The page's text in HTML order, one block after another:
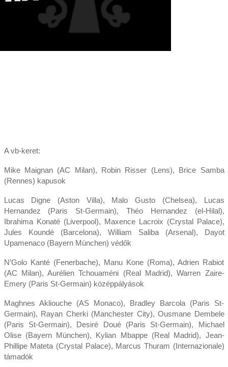
A vb-keret:
Mike Maignan (AC Milan), Robin Risser (Lens), Brice Samba
(Rennes) kapusok
Lucas Digne (Aston Villa), Malo Gusto (Chelsea), Lucas
Hernandez (Paris St-Germain), Théo Hernandez (el-Hilal),
Ibrahima Konaté (Liverpool), Maxence Lacroix (Crystal Palace),
Jules Koundé (Barcelona), William Saliba (Arsenal), Dayot
Upamenaco (Bayern München) védők
N’Golo Kanté (Fenerbache), Manu Kone (Roma), Adrien Rabiot
(AC Milan), Aurélien Tchouaméni (Real Madrid), Warren Zaire-
Emery (Paris St-Germain) középpályások
Maghnes Akliouche (AS Monaco), Bradley Barcola (Paris St-
Germain), Rayan Cherki (Manchester City), Ousmane Dembele
(Paris St-Germain), Desiré Doué (Paris St-Germain), Michael
Olise (Bayern München), Kylian Mbappe (Real Madrid), Jean-
Phillipe Mateta (Crystal Palace), Marcus Thuram (Internazionale)
támadók